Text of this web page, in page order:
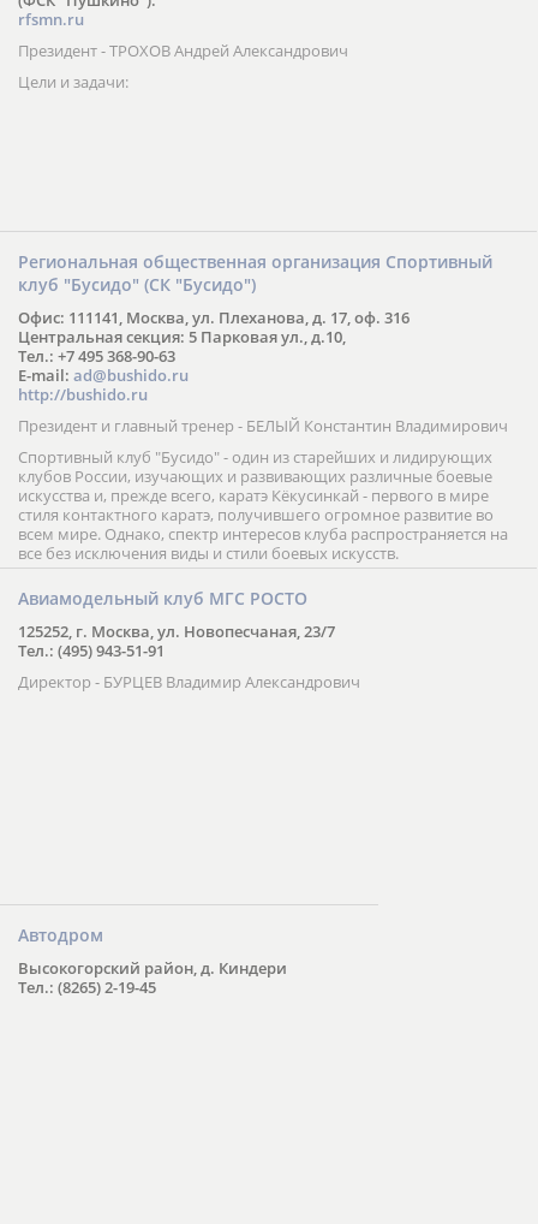
rfsmn.ru
Президент - ТРОХОВ Андрей Александрович
Цели и задачи:
Региональная общественная организация Спортивный
клуб "Бусидо" (СК "Бусидо")
Офис: 111141, Москва, ул. Плеханова, д. 17, оф. 316
Центральная секция: 5 Парковая ул., д.10,
Тел.: +7 495 368-90-63
E-mail: ad@bushido.ru
http://bushido.ru
Президент и главный тренер - БЕЛЫЙ Константин Владимирович
Спортивный клуб "Бусидо" - один из старейших и лидирующих
клубов России, изучающих и развивающих различные боевые
искусства и, прежде всего, каратэ Кёкусинкай - первого в мире
стиля контактного каратэ, получившего огромное развитие во
всем мире. Однако, спектр интересов клуба распространяется на
все без исключения виды и стили боевых искусств.
Авиамодельный клуб МГС РОСТО
125252, г. Москва, ул. Новопесчаная, 23/7
Тел.: (495) 943-51-91
Директор - БУРЦЕВ Владимир Александрович
Автодром
Высокогорский район, д. Киндери
Тел.: (8265) 2-19-45